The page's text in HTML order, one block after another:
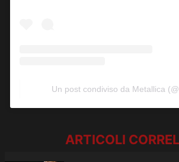
Un post condiviso da Metallica
ARTICOLI